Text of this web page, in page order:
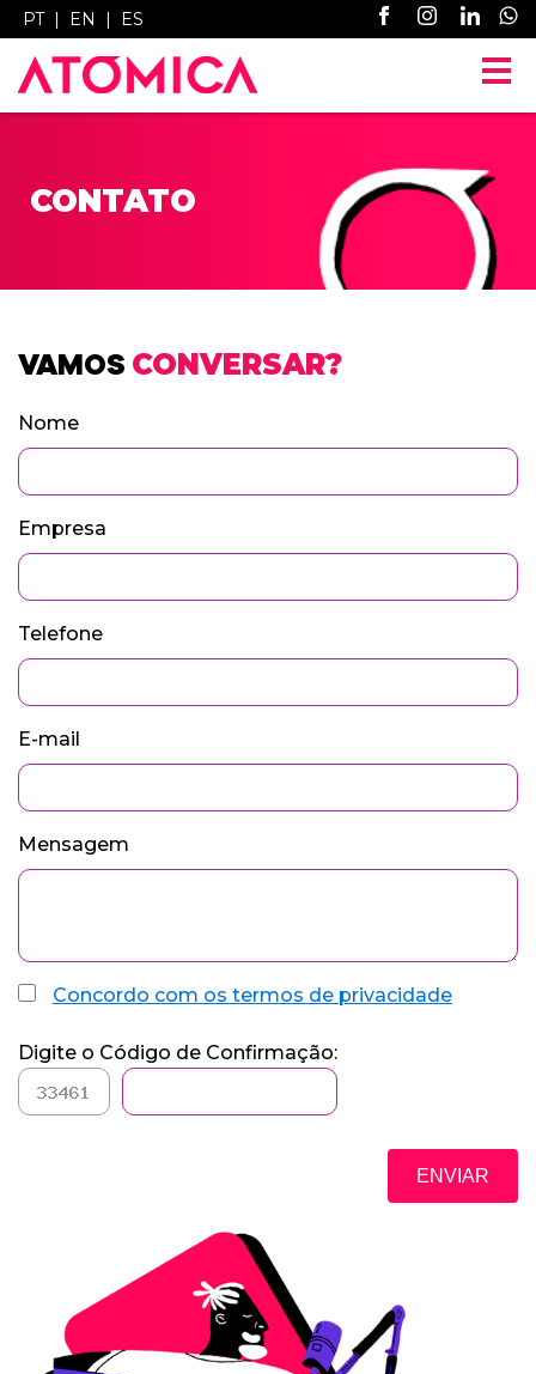
PT | EN | ES
CONTATO
VAMOS CONVERSAR?
Nome
Empresa
Telefone
E-mail
Mensagem
Concordo com os termos de privacidade
Digite o Código de Confirmação: